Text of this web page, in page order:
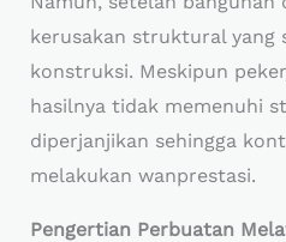
kerusakan struktural yang
konstruksi. Meskipun
hasilnya tidak memenuhi
diperjanjikan sehingga
melakukan wanprestasi.
Pengertian Perbuatan